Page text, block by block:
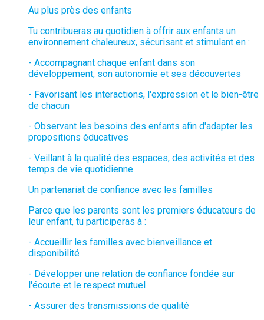
Au plus près des enfants
Tu contribueras au quotidien à offrir aux enfants un
environnement chaleureux, sécurisant et stimulant en :
- Accompagnant chaque enfant dans son
développement, son autonomie et ses découvertes
- Favorisant les interactions, l'expression et le bien-être
de chacun
- Observant les besoins des enfants afin d'adapter les
propositions éducatives
- Veillant à la qualité des espaces, des activités et des
temps de vie quotidienne
Un partenariat de confiance avec les familles
Parce que les parents sont les premiers éducateurs de
leur enfant, tu participeras à :
- Accueillir les familles avec bienveillance et
disponibilité
- Développer une relation de confiance fondée sur
l'écoute et le respect mutuel
- Assurer des transmissions de qualité